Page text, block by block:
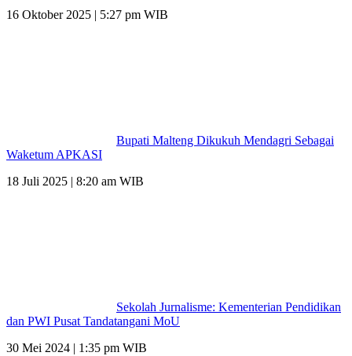
16 Oktober 2025 | 5:27 pm WIB
Bupati Malteng Dikukuh Mendagri Sebagai
Waketum APKASI
18 Juli 2025 | 8:20 am WIB
Sekolah Jurnalisme: Kementerian Pendidikan
dan PWI Pusat Tandatangani MoU
30 Mei 2024 | 1:35 pm WIB